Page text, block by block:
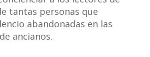
tantas personas que
abandonadas en las
ancianos.